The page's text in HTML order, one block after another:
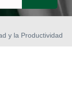
y la Productividad